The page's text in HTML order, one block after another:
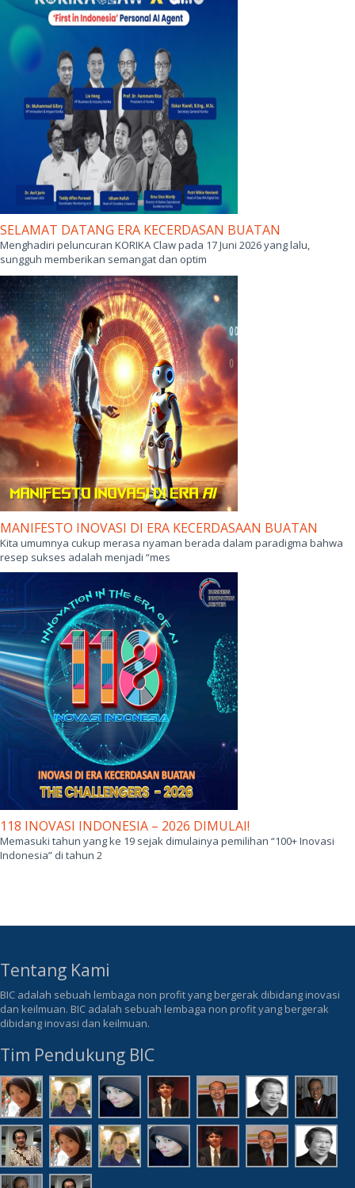
SELAMAT DATANG ERA KECERDASAN BUATAN
Menghadiri peluncuran KORIKA Claw pada 17 Juni 2026 yang lalu,
sungguh memberikan semangat dan optim
MANIFESTO INOVASI DI ERA KECERDASAAN BUATAN
Kita umumnya cukup merasa nyaman berada dalam paradigma bahwa
resep sukses adalah menjadi “mes
118 INOVASI INDONESIA – 2026 DIMULAI!
Memasuki tahun yang ke 19 sejak dimulainya pemilihan “100+ Inovasi
Indonesia” di tahun 2
Tentang Kami
BIC adalah sebuah lembaga non profit yang bergerak dibidang inovasi
dan keilmuan. BIC adalah sebuah lembaga non profit yang bergerak
dibidang inovasi dan keilmuan.
Tim Pendukung BIC